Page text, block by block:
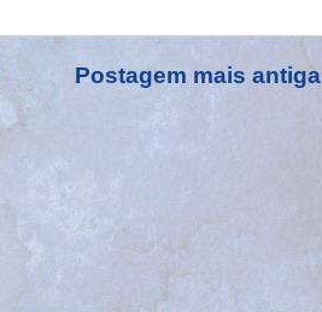
Postagem mais antiga